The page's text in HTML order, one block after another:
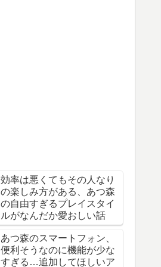
効率は悪くてもその人なり
の楽しみ方がある、あつ森
の自由すぎるプレイスタイ
ルがなんだか愛おしい話
あつ森のスマートフォン、
便利そうなのに機能が少な
すぎる…追加してほしいア